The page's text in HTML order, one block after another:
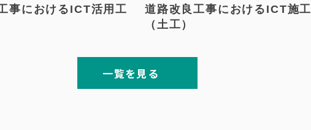
事におけるICT活用工
道路改良工事におけるICT施工
（土工）
一覧を見る